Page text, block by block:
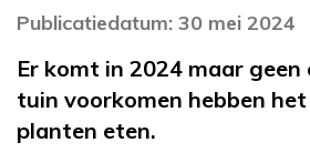
Publicatiedatum: 30 mei 2024
Er komt in 2024 maar
tuin voorkomen hebben
planten eten.